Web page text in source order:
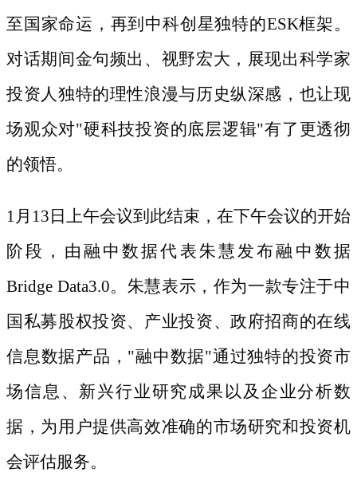
至国家命运，再到中科创星独特的ESK框架。
对话期间金句频出、视野宏大，展现出科学家
投资人独特的理性浪漫与历史纵深感，也让现
场观众对"硬科技投资的底层逻辑"有了更透彻
的领悟。
1月13日上午会议到此结束，在下午会议的开始
阶段，由融中数据代表朱慧发布融中数据
Bridge Data3.0。朱慧表示，作为一款专注于中
国私募股权投资、产业投资、政府招商的在线
信息数据产品，"融中数据"通过独特的投资市
场信息、新兴行业研究成果以及企业分析数
据，为用户提供高效准确的市场研究和投资机
会评估服务。